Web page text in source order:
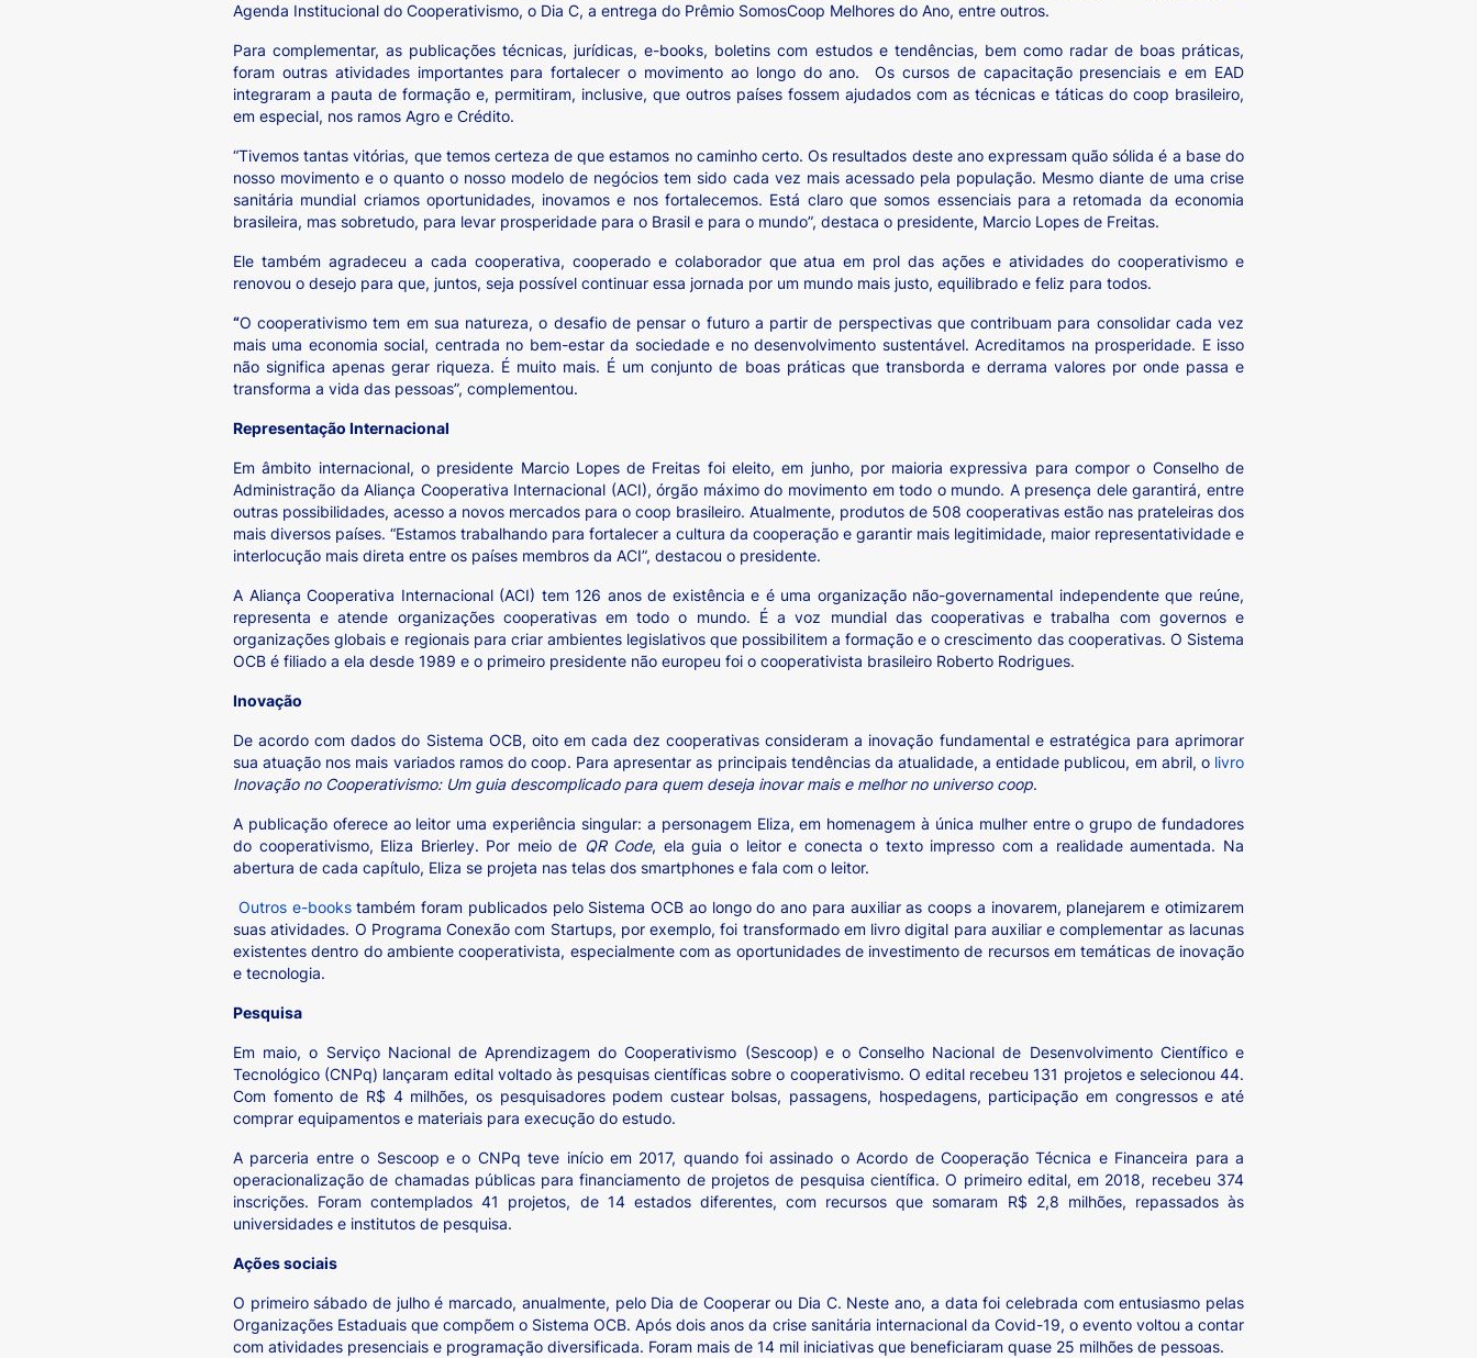
Agenda Institucional do Cooperativismo, o Dia C, a entrega do Prêmio SomosCoop Melhores do Ano, entre outros.
Para complementar, as publicações técnicas, jurídicas, e-books, boletins com estudos e tendências, bem como radar de boas práticas,
foram outras atividades importantes para fortalecer o movimento ao longo do ano. Os cursos de capacitação presenciais e em EAD
integraram a pauta de formação e, permitiram, inclusive, que outros países fossem ajudados com as técnicas e táticas do coop brasileiro,
em especial, nos ramos Agro e Crédito.
“Tivemos tantas vitórias, que temos certeza de que estamos no caminho certo. Os resultados deste ano expressam quão sólida é a base do
nosso movimento e o quanto o nosso modelo de negócios tem sido cada vez mais acessado pela população. Mesmo diante de uma crise
sanitária mundial criamos oportunidades, inovamos e nos fortalecemos. Está claro que somos essenciais para a retomada da economia
brasileira, mas sobretudo, para levar prosperidade para o Brasil e para o mundo”, destaca o presidente, Marcio Lopes de Freitas.
Ele também agradeceu a cada cooperativa, cooperado e colaborador que atua em prol das ações e atividades do cooperativismo e
renovou o desejo para que, juntos, seja possível continuar essa jornada por um mundo mais justo, equilibrado e feliz para todos.
“O cooperativismo tem em sua natureza, o desafio de pensar o futuro a partir de perspectivas que contribuam para consolidar cada vez
mais uma economia social, centrada no bem-estar da sociedade e no desenvolvimento sustentável. Acreditamos na prosperidade. E isso
não significa apenas gerar riqueza. É muito mais. É um conjunto de boas práticas que transborda e derrama valores por onde passa e
transforma a vida das pessoas”, complementou.
Representação Internacional
Em âmbito internacional, o presidente Marcio Lopes de Freitas foi eleito, em junho, por maioria expressiva para compor o Conselho de
Administração da Aliança Cooperativa Internacional (ACI), órgão máximo do movimento em todo o mundo. A presença dele garantirá, entre
outras possibilidades, acesso a novos mercados para o coop brasileiro. Atualmente, produtos de 508 cooperativas estão nas prateleiras dos
mais diversos países. “Estamos trabalhando para fortalecer a cultura da cooperação e garantir mais legitimidade, maior representatividade e
interlocução mais direta entre os países membros da ACI”, destacou o presidente.
A Aliança Cooperativa Internacional (ACI) tem 126 anos de existência e é uma organização não-governamental independente que reúne,
representa e atende organizações cooperativas em todo o mundo. É a voz mundial das cooperativas e trabalha com governos e
organizações globais e regionais para criar ambientes legislativos que possibilitem a formação e o crescimento das cooperativas. O Sistema
OCB é filiado a ela desde 1989 e o primeiro presidente não europeu foi o cooperativista brasileiro Roberto Rodrigues.
Inovação
De acordo com dados do Sistema OCB, oito em cada dez cooperativas consideram a inovação fundamental e estratégica para aprimorar
sua atuação nos mais variados ramos do coop. Para apresentar as principais tendências da atualidade, a entidade publicou, em abril, o livro
Inovação no Cooperativismo: Um guia descomplicado para quem deseja inovar mais e melhor no universo coop.
A publicação oferece ao leitor uma experiência singular: a personagem Eliza, em homenagem à única mulher entre o grupo de fundadores
do cooperativismo, Eliza Brierley. Por meio de QR Code, ela guia o leitor e conecta o texto impresso com a realidade aumentada. Na
abertura de cada capítulo, Eliza se projeta nas telas dos smartphones e fala com o leitor.
Outros e-bookstambém foram publicados pelo Sistema OCB ao longo do ano para auxiliar as coops a inovarem, planejarem e otimizarem
suas atividades. O Programa Conexão com Startups, por exemplo, foi transformado em livro digital para auxiliar e complementar as lacunas
existentes dentro do ambiente cooperativista, especialmente com as oportunidades de investimento de recursos em temáticas de inovação
e tecnologia.
Pesquisa
Em maio, o Serviço Nacional de Aprendizagem do Cooperativismo (Sescoop) e o Conselho Nacional de Desenvolvimento Científico e
Tecnológico (CNPq) lançaram edital voltado às pesquisas científicas sobre o cooperativismo. O edital recebeu 131 projetos e selecionou 44.
Com fomento de R$ 4 milhões, os pesquisadores podem custear bolsas, passagens, hospedagens, participação em congressos e até
comprar equipamentos e materiais para execução do estudo.
A parceria entre o Sescoop e o CNPq teve início em 2017, quando foi assinado o Acordo de Cooperação Técnica e Financeira para a
operacionalização de chamadas públicas para financiamento de projetos de pesquisa científica. O primeiro edital, em 2018, recebeu 374
inscrições. Foram contemplados 41 projetos, de 14 estados diferentes, com recursos que somaram R$ 2,8 milhões, repassados às
universidades e institutos de pesquisa.
Ações sociais
O primeiro sábado de julho é marcado, anualmente, pelo Dia de Cooperar ou Dia C. Neste ano, a data foi celebrada com entusiasmo pelas
Organizações Estaduais que compõem o Sistema OCB. Após dois anos da crise sanitária internacional da Covid-19, o evento voltou a contar
com atividades presenciais e programação diversificada. Foram mais de 14 mil iniciativas que beneficiaram quase 25 milhões de pessoas.